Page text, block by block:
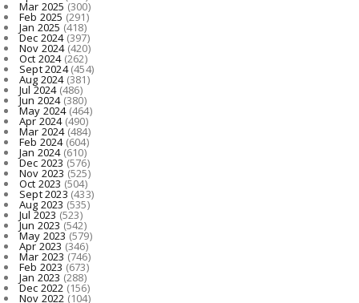
Mar 2025 (300)
Feb 2025 (291)
Jan 2025 (418)
Dec 2024(397)
Nov 2024(420)
Oct 2024(262)
Sept 2024(454)
Aug 2024(381)
Jul 2024(486)
Jun 2024(380)
May 2024(464)
Apr 2024(490)
Mar 2024(484)
Feb 2024(604)
Jan 2024(610)
Dec 2023(576)
Nov 2023 (525)
Oct 2023 (504)
Sept 2023 (433)
Aug 2023 (535)
Jul 2023 (523)
Jun 2023(542)
May 2023(579)
Apr 2023 (346)
Mar 2023 (746)
Feb 2023 (673)
Jan 2023 (288)
Dec 2022(156)
Nov 2022 (104)